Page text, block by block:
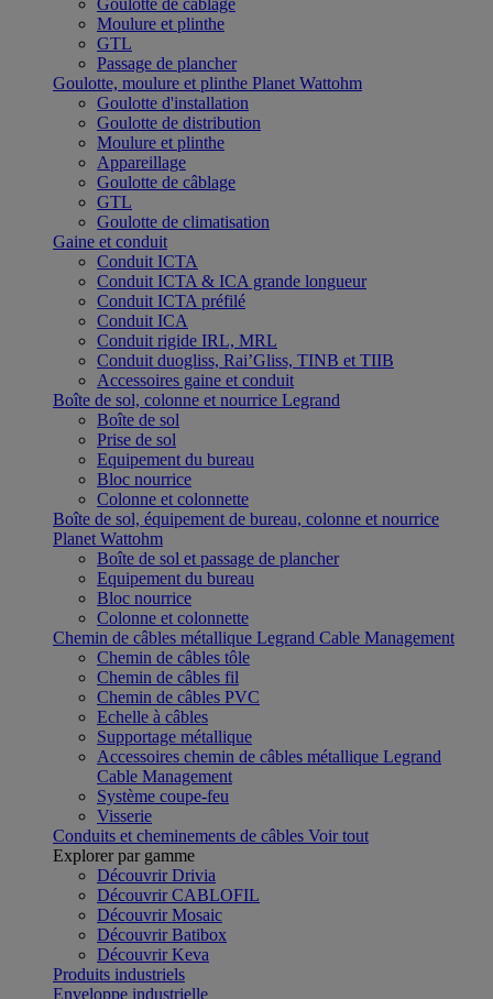
Goulotte de câblage
Moulure et plinthe
GTL
Passage de plancher
Goulotte, moulure et plinthe Planet Wattohm
Goulotte d'installation
Goulotte de distribution
Moulure et plinthe
Appareillage
Goulotte de câblage
GTL
Goulotte de climatisation
Gaine et conduit
Conduit ICTA
Conduit ICTA & ICA grande longueur
Conduit ICTA préfilé
Conduit ICA
Conduit rigide IRL, MRL
Conduit duogliss, Rai’Gliss, TINB et TIIB
Accessoires gaine et conduit
Boîte de sol, colonne et nourrice Legrand
Boîte de sol
Prise de sol
Equipement du bureau
Bloc nourrice
Colonne et colonnette
Boîte de sol, équipement de bureau, colonne et nourrice
Planet Wattohm
Boîte de sol et passage de plancher
Equipement du bureau
Bloc nourrice
Colonne et colonnette
Chemin de câbles métallique Legrand Cable Management
Chemin de câbles tôle
Chemin de câbles fil
Chemin de câbles PVC
Echelle à câbles
Supportage métallique
Accessoires chemin de câbles métallique Legrand
Cable Management
Système coupe-feu
Visserie
Conduits et cheminements de câbles Voir tout
Explorer par gamme
Découvrir Drivia
Découvrir CABLOFIL
Découvrir Mosaic
Découvrir Batibox
Découvrir Keva
Produits industriels
Enveloppe industrielle